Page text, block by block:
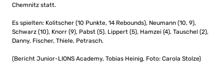
Chemnitz statt.
Es spielten: Kolitscher (10 Punkte, 14 Rebounds), Neumann (10, 9),
Schwarz (10), Knorr (9), Pabst (5), Lippert (5), Hamzei (4), Tauschel (2),
Danny, Fischer, Thiele, Petrasch.
(Bericht Junior-LIONS Academy, Tobias Heinig, Foto: Carola Stolze)